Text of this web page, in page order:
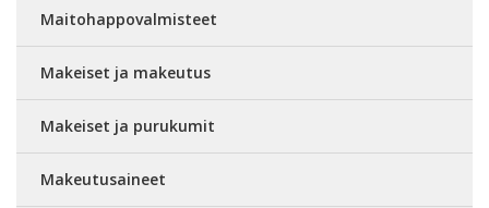
Maitohappovalmisteet
Makeiset ja makeutus
Makeiset ja purukumit
Makeutusaineet